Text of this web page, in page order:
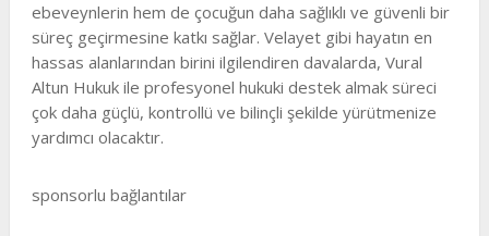
ebeveynlerin hem de çocuğun daha sağlıklı ve güvenli bir
süreç geçirmesine katkı sağlar. Velayet gibi hayatın en
hassas alanlarından birini ilgilendiren davalarda, Vural
Altun Hukuk ile profesyonel hukuki destek almak süreci
çok daha güçlü, kontrollü ve bilinçli şekilde yürütmenize
yardımcı olacaktır.
sponsorlu bağlantılar